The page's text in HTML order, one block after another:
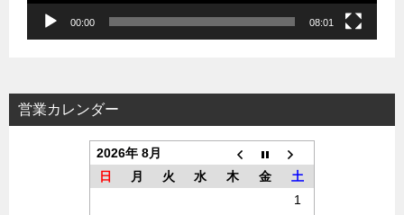
00:00 08:01
営業カレンダー
2026年 8月
日
月 火 水 木 金
土
1